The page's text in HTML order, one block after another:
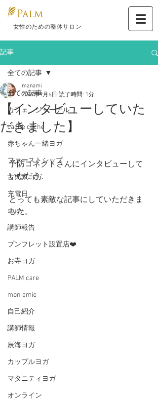
​ 女性のための整体サロン
記事
全ての記事
カフェ ジャーナル
cache cache
赤ちゃん一緒ヨガ
ファーストシップ
古民家ヨガ
充電日
study
講師報告
プンフレット設置店❤️
お寺ヨガ
PALM care
mon amie
自己紹介
講師情報
辰海ヨガ
カップルヨガ
マタニティヨガ
オンライン
全ての記事
【インタビューしていた
だきました】
manami
2019年9月6日 読了時間: 1分
予防コネクトさんにインタビューして
いただき、
とっても素敵な記事にしていただきま
した。